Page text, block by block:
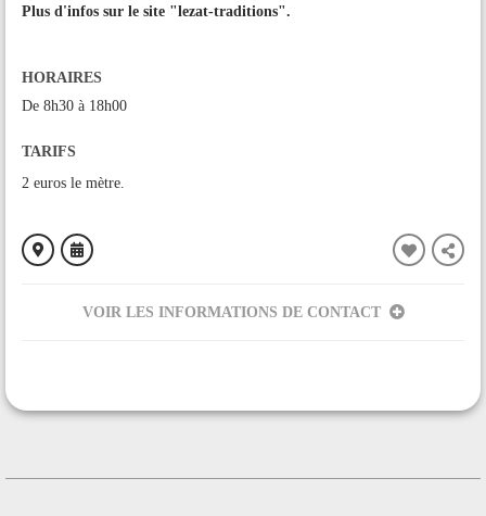
Plus d'infos sur le site "lezat-traditions".
HORAIRES
De 8h30 à 18h00
TARIFS
2 euros le mètre.
VOIR LES INFORMATIONS DE CONTACT
CONTACT
Contacter l'organisateur